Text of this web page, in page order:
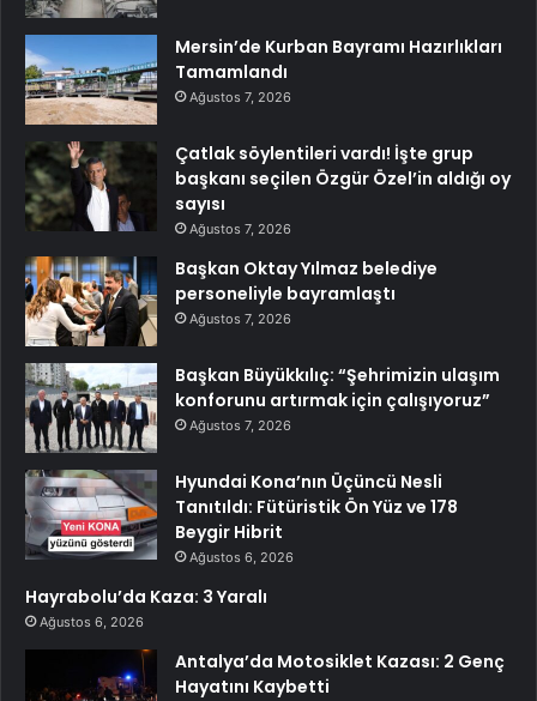
Mersin’de Kurban Bayramı Hazırlıkları
Tamamlandı
Ağustos 7, 2026
Çatlak söylentileri vardı! İşte grup
başkanı seçilen Özgür Özel’in aldığı oy
sayısı
Ağustos 7, 2026
Başkan Oktay Yılmaz belediye
personeliyle bayramlaştı
Ağustos 7, 2026
Başkan Büyükkılıç: “Şehrimizin ulaşım
konforunu artırmak için çalışıyoruz”
Ağustos 7, 2026
Hyundai Kona’nın Üçüncü Nesli
Tanıtıldı: Fütüristik Ön Yüz ve 178
Beygir Hibrit
Ağustos 6, 2026
Hayrabolu’da Kaza: 3 Yaralı
Ağustos 6, 2026
Antalya’da Motosiklet Kazası: 2 Genç
Hayatını Kaybetti